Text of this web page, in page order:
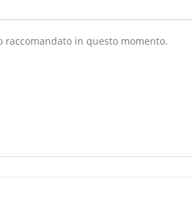
raccomandato in questo momento.